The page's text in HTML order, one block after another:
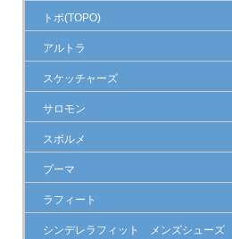
トポ(TOPO)
アルトラ
スケッチャーズ
サロモン
スボルメ
プーマ
ラフィート
シンデレラフィット メンズシューズ